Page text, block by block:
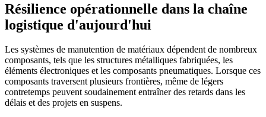
Résilience opérationnelle dans la chaîne
logistique d'aujourd'hui
Les systèmes de manutention de matériaux dépendent de nombreux
composants, tels que les structures métalliques fabriquées, les
éléments électroniques et les composants pneumatiques. Lorsque ces
composants traversent plusieurs frontières, même de légers
contretemps peuvent soudainement entraîner des retards dans les
délais et des projets en suspens.